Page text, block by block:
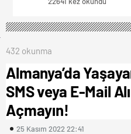
432 okunma
Almanya’da
SMS veya E-Mail
Açmayın!
25 Kasım 2022 22:41